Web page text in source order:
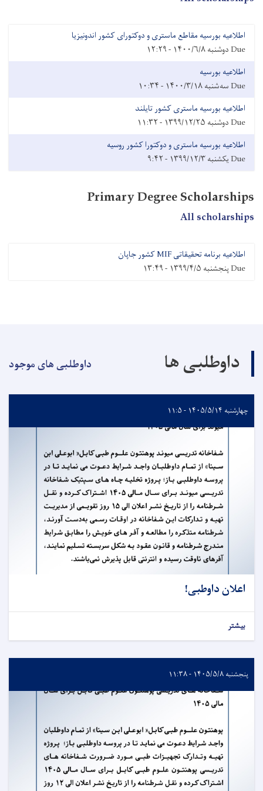
اطلاعیه بورسیه مقاطع ماستری و دوکتورای کشور اندونیزیا
Dueدوشنبه ۱۴۰۰/۶/۸ - ۱۲:۲۹
اطلاعیه بورسیه
Dueسه‌شنبه ۱۴۰۰/۳/۱۸ - ۱۰:۳۴
اطلاعیه بورسیه ماستری کشور تایلند
Dueدوشنبه ۱۳۹۹/۱۲/۲۵ - ۱۱:۳۲
اطلاعیه بورسیه ماستری و دوکتورا کشور روسیه
Dueیکشنبه ۱۳۹۹/۱۲/۳ - ۹:۴۲
Primary Degree Scholarships
All scholarships
اطلاعیه برنامه تحقیقاتی MIF کشور جاپان
Dueپنجشنبه ۱۳۹۹/۴/۵ - ۱۳:۴۹
داوطلبی ها داوطلبی های موجود
چهارشنبه ۱۴۰۵/۵/۱۴ - ۱۱:۵
اعلان داوطبی!
بیشتر
پنجشنبه ۱۴۰۵/۵/۸ - ۱۱:۳۸